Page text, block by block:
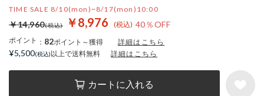
TIME SALE 8/10(mon)~8/17(mon)10:00
￥8,976 40％OFF
￥14,960
ポイント ： 82ポイント～獲得 詳細はこちら
カートに入れる
¥5,500 以上で送料無料 詳細はこちら